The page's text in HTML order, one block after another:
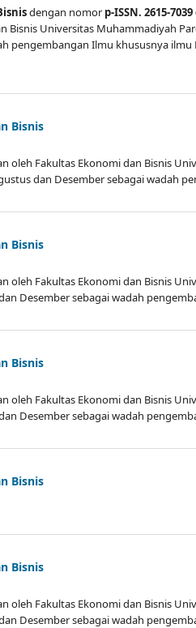
dengan nomorp-ISSN. 2615-
Bisnis Universitas Muhammadiyah
pengembangan Ilmu khususnya
Bisnis
oleh Fakultas Ekonomi dan Bisnis
dan Desember sebagai wadah
Bisnis
oleh Fakultas Ekonomi dan Bisnis
Desember sebagai wadah
Bisnis
oleh Fakultas Ekonomi dan Bisnis
Desember sebagai wadah
Bisnis
Bisnis
oleh Fakultas Ekonomi dan Bisnis
Desember sebagai wadah